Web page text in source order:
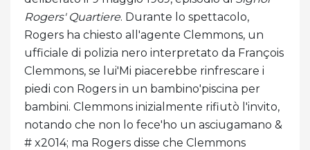
Rogers' Quartiere. Durante lo spettacolo,
Rogers ha chiesto all'agente Clemmons, un
ufficiale di polizia nero interpretato da François
Clemmons, se lui'Mi piacerebbe rinfrescare i
piedi con Rogers in un bambino'piscina per
bambini. Clemmons inizialmente rifiutò l'invito,
notando che non lo fece'ho un asciugamano &
# x2014; ma Rogers disse che Clemmons